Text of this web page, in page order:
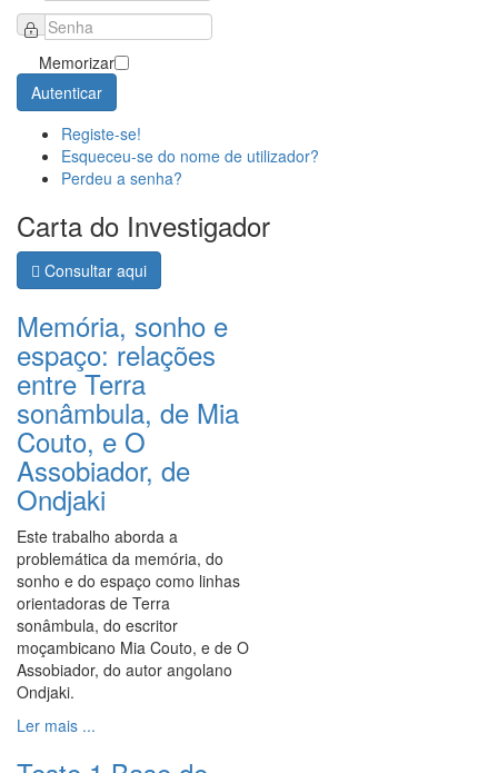
Memorizar
Autenticar
Registe-se!
Esqueceu-se do nome de utilizador?
Perdeu a senha?
Carta do Investigador
Consultar aqui
Memória, sonho e
espaço: relações
entre Terra
sonâmbula, de Mia
Couto, e O
Assobiador, de
Ondjaki
Este trabalho aborda a
problemática da memória, do
sonho e do espaço como linhas
orientadoras de Terra
sonâmbula, do escritor
moçambicano Mia Couto, e de O
Assobiador, do autor angolano
Ondjaki.
Ler mais ...